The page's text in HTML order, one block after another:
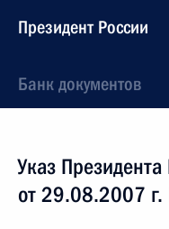
Президент России
Банк документов
Указ
от 29.08.2007